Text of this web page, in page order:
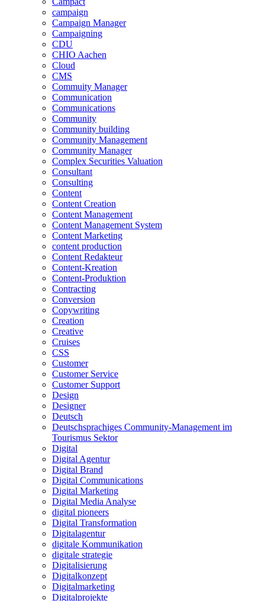
campaign
Campaign Manager
Campaigning
CDU
CHIO Aachen
Cloud
CMS
Commuity Manager
Communication
Communications
Community
Community building
Community Management
Community Manager
Complex Securities Valuation
Consultant
Consulting
Content
Content Creation
Content Management
Content Management System
Content Marketing
content production
Content Redakteur
Content-Kreation
Content-Produktion
Contracting
Conversion
Copywriting
Creation
Creative
Cruises
CSS
Customer
Customer Service
Customer Support
Design
Designer
Deutsch
Deutschsprachiges Community-Management im
Tourismus Sektor
Digital
Digital Agentur
Digital Brand
Digital Communications
Digital Marketing
Digital Media Analyse
digital pioneers
Digital Transformation
Digitalagentur
digitale Kommunikation
digitale strategie
Digitalisierung
Digitalkonzept
Digitalmarketing
Digitalprojekte